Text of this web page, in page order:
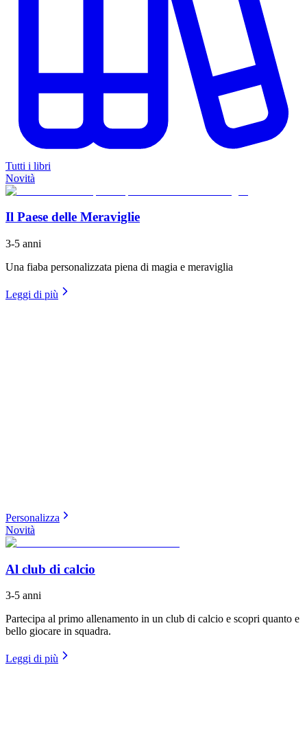
Tutti i libri
Novità
Il Paese delle Meraviglie
3-5 anni
Una fiaba personalizzata piena di magia e meraviglia
Leggi di più
Personalizza
Novità
Al club di calcio
3-5 anni
Partecipa al primo allenamento in un club di calcio e scopri quanto e
bello giocare in squadra.
Leggi di più